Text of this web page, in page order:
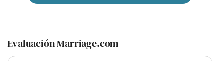
Evaluación Marriage.com